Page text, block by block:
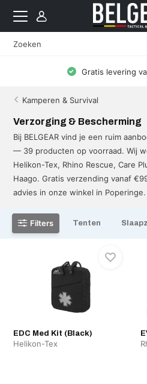
Gratis levering vanaf 99
Kamperen & Survival
Verzorging & Bescherming
Bij BELGEAR vind je een ruim
— 39 producten op voorraad. Wij
Helikon-Tex, Rhino Rescue, Care
Haago. Gratis verzending vanaf
advies in onze winkel in Poperinge.
Filters Tenten
EDC Med Kit (Black)
Helikon-Tex